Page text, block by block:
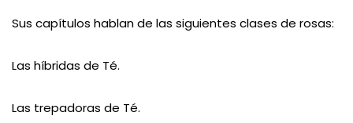
Sus capítulos hablan de las siguientes clases de rosas:
Las híbridas de Té.
Las trepadoras de Té.